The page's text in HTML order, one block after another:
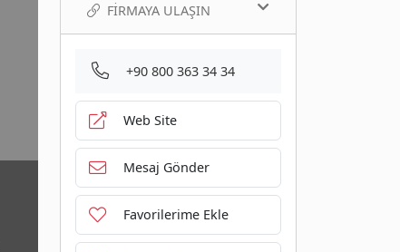
FIRMAYA ULAŞIN
+90 800 363 34 34
Web Site
Mesaj Gönder
Favorilerime Ekle